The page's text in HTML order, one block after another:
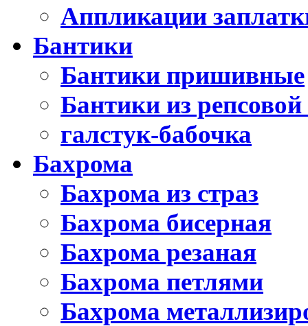
Аппликации
Бантики
Бантики пришивные
Бантики из
галстук-бабочка
Бахрома
Бахрома из страз
Бахрома бисерная
Бахрома резаная
Бахрома петлями
Бахрома